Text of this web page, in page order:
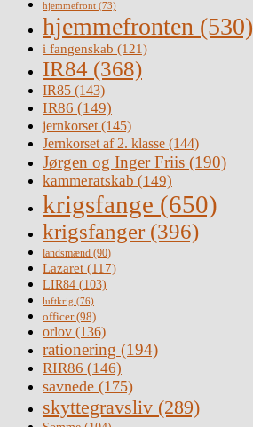
hjemmefront (73)
hjemmefronten (530)
i fangenskab (121)
IR84 (368)
IR85 (143)
IR86 (149)
jernkorset(145)
Jernkorset af 2. klasse (144)
Jørgen og Inger Friis (190)
kammeratskab (149)
krigsfange (650)
krigsfanger (396)
landsmænd (90)
Lazaret (117)
LIR84 (103)
luftkrig (76)
officer(98)
orlov (136)
rationering (194)
RIR86 (146)
savnede (175)
skyttegravsliv (289)